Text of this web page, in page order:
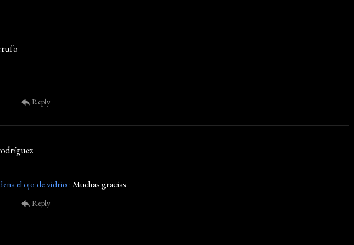
Reply
el ojo de vidrio : Muchas gracias
Reply